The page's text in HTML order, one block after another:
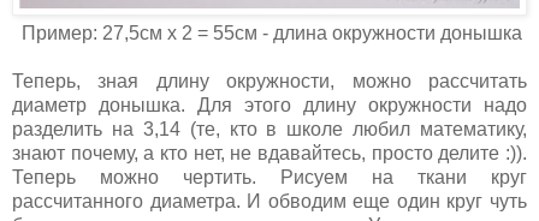
Пример: 27,5см х 2 = 55см - длина окружности донышка
Теперь, зная длину окружности, можно рассчитать
диаметр донышка. Для этого длину окружности надо
разделить на 3,14 (те, кто в школе любил математику,
знают почему, а кто нет, не вдавайтесь, просто делите :)).
Теперь можно чертить. Рисуем на ткани круг
рассчитанного диаметра. И обводим еще один круг чуть